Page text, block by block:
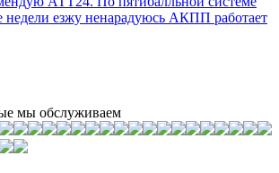
недели езжу ненарадуюсь АКПП работает
мы обслуживаем